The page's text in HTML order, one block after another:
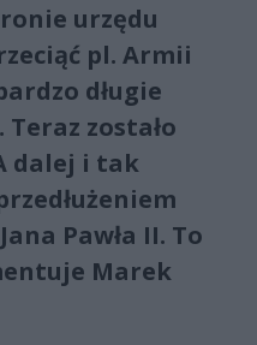
urzędu
pl. Armii
długie
zostało
dalej i tak
Pawła II. To
Marek